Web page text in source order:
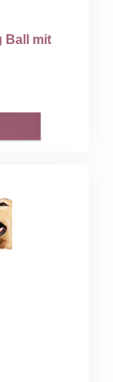
Ball mit